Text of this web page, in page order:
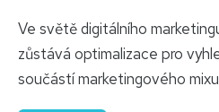
Ve světě digitálního
zůstává optimalizace pro
součástí marketingového